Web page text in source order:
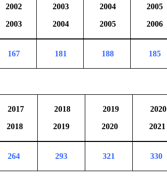
2002
2003
2003
2004
2004
2005
2005
2006
167 181 188 185
2017
2018
2018
2019
2019
2020
2020
2021
264 293 321 330